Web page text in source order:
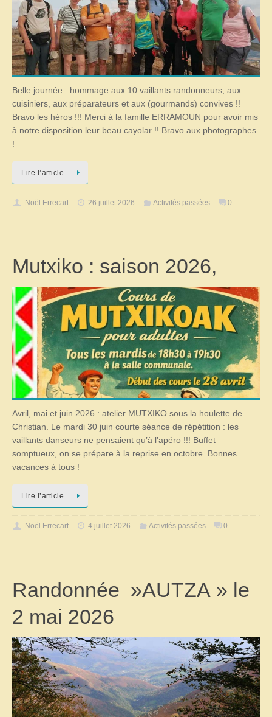
Belle journée : hommage aux 10 vaillants randonneurs, aux
cuisiniers, aux préparateurs et aux (gourmands) convives !!
Bravo les héros !!! Merci à la famille ERRAMOUN pour avoir mis
à notre disposition leur beau cayolar !! Bravo aux photographes
!
Lire l’article…
Noël Errecart 26 juillet 2026 Activités passées 0
Mutxiko : saison 2026,
Avril, mai et juin 2026 : atelier MUTXIKO sous la houlette de
Christian. Le mardi 30 juin courte séance de répétition : les
vaillants danseurs ne pensaient qu’à l’apéro !!! Buffet
somptueux, on se prépare à la reprise en octobre. Bonnes
vacances à tous !
Lire l’article…
Noël Errecart 4 juillet 2026 Activités passées 0
Randonnée »AUTZA » le
2 mai 2026